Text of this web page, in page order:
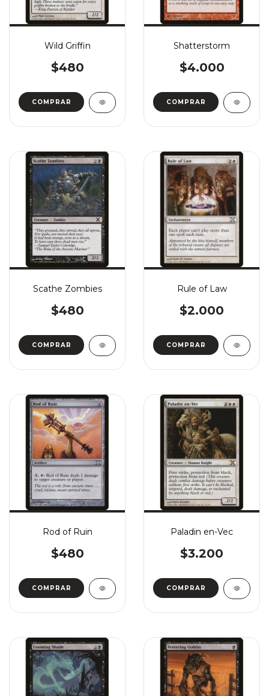
Wild Griffin
$480
COMPRAR
Shatterstorm
$4.000
COMPRAR
Scathe Zombies
$480
COMPRAR
Rule of Law
$2.000
COMPRAR
Rod of Ruin
$480
COMPRAR
Paladin en-Vec
$3.200
COMPRAR